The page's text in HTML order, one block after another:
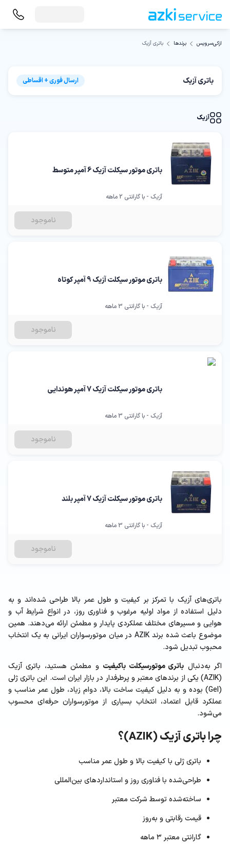
ازکی‌سرویس برندها باتری آزیک
باتری آزیک ارسال فوری + اقساطی
آزیک
باتری موتور سیکلت آزیک 6 آمپر متوسط
آزیک - با گارانتی 2 ماهه
ناموجود
باتری موتور سیکلت آزیک 9 آمپر کوتاه
آزیک - با گارانتی 3 ماهه
ناموجود
باتری موتور سیکلت آزیک 7 آمپر هوندایی
آزیک - با گارانتی 3 ماهه
ناموجود
باتری موتور سیکلت آزیک 7 آمپر بلند
آزیک - با گارانتی 3 ماهه
ناموجود
باتری‌های آزیک با تمرکز بر کیفیت و طول عمر بالا طراحی شده‌اند و به
دلیل استفاده از مواد اولیه مرغوب و فناوری روز، در انواع شرایط آب و
هوایی و مسیرهای مختلف عملکردی پایدار و مطمئن ارائه می‌دهند. همین
موضوع باعث شده برند AZIK در میان موتورسواران ایرانی به یک انتخاب
محبوب تبدیل شود.
اگر به‌دنبال باتری موتورسیکلت باکیفیت و مطمئن هستید، باتری آزیک
(AZIK) یکی از برندهای معتبر و پرطرفدار در بازار ایران است. این باتری ژلی
(Gel) بوده و به دلیل کیفیت ساخت بالا، دوام زیاد، طول عمر مناسب و
عملکرد قابل اعتماد، انتخاب بسیاری از موتورسواران حرفه‌ای محسوب
می‌شود.
چرا باتری آزیک (AZIK)؟
باتری ژلی با کیفیت بالا و طول عمر مناسب
طراحی‌شده با فناوری روز و استانداردهای بین‌المللی
ساخته‌شده توسط شرکت معتبر
قیمت رقابتی و به‌روز
گارانتی معتبر ۳ ماهه